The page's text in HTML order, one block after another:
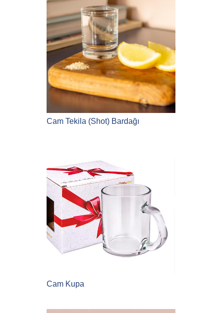
Cam Tekila (Shot) Bardağı
Cam Kupa